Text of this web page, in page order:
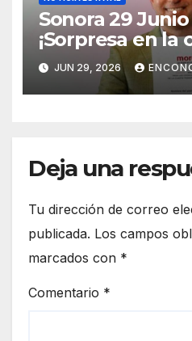
Sonora 29
¡Sorpresa en la
rumbo a 2027!
entra de última
carrera en
JUN 29, 2026
Deja una
Tu dirección de correo
publicada. Los campos
marcados con *
Comentario *